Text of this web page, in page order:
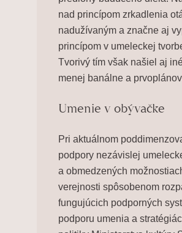
nad princípom zrkadlenia
nadužívaným a značne aj
princípom v umeleckej
Tvorivý tím však našiel aj
menej banálne a
Umenie v obývačke
Pri aktuálnom
podpory nezávislej
a obmedzených
verejnosti spôsobenom
fungujúcich podporných
podporu umenia a